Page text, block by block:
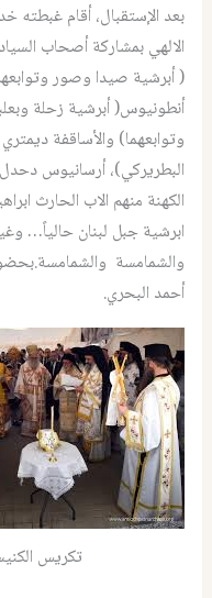
بعد الإستقبال، أقام غبطته
الالهي بمشاركة أصحاب
( أبرشية صيدا وصور
أنطونيوس( أبرشية زحلة
وتوابعهما) والأساقفة
البطريركي)، أرسانيوس دحدل
الكهنة منهم الاب الحارث
ابرشية جبل لبنان حالياً…
والشمامسة
أحمد البحري.
تكريس